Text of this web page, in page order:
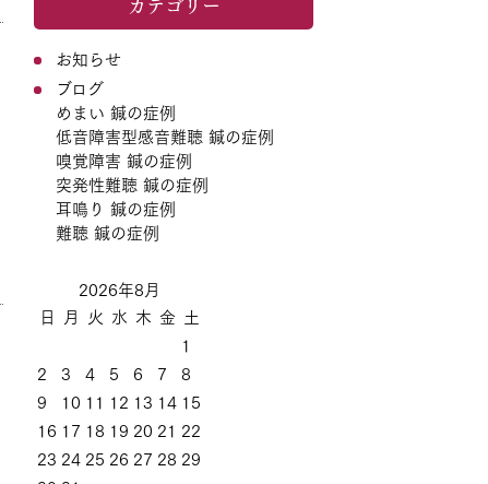
お知らせ
ブログ
めまい 鍼の症例
低音障害型感音難聴 鍼の症例
嗅覚障害 鍼の症例
突発性難聴 鍼の症例
耳鳴り 鍼の症例
難聴 鍼の症例
2026年8月
日 月 火 水 木 金 土
1
2 3 4 5 6 7 8
9
10 11 12 13 14 15
16 17 18 19 20 21 22
23 24 25 26 27 28 29